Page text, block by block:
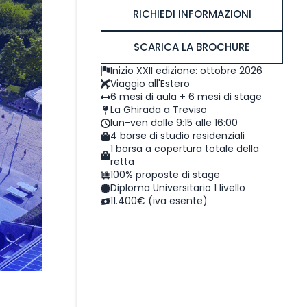
RICHIEDI INFORMAZIONI
SCARICA LA BROCHURE
Inizio XXII edizione: ottobre 2026
Viaggio all'Estero
6 mesi di aula + 6 mesi di stage
La Ghirada a Treviso
lun-ven dalle 9:15 alle 16:00
4 borse di studio residenziali
1 borsa a copertura totale della
retta
100% proposte di stage
Diploma Universitario 1 livello
11.400€ (iva esente)